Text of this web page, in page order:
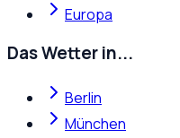
Europa
Das Wetter in...
Berlin
München